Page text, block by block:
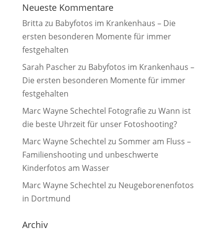
Neueste Kommentare
Britta zu Babyfotos im Krankenhaus – Die
ersten besonderen Momente für immer
festgehalten
Sarah Pascherzu Babyfotos im Krankenhaus –
Die ersten besonderen Momente für immer
festgehalten
Marc Wayne Schechtel Fotografie zu Wann ist
die beste Uhrzeit für unser Fotoshooting?
Marc Wayne Schechtel zu Sommer am Fluss –
Familienshooting und unbeschwerte
Kinderfotos am Wasser
Marc Wayne Schechtel zu Neugeborenenfotos
in Dortmund
Archiv